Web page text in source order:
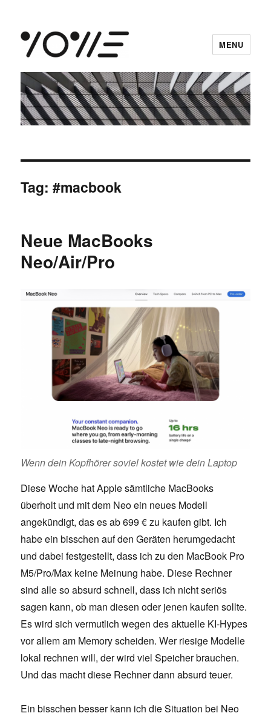
vowe dot net
MENU
Tag:#macbook
Neue MacBooks
Neo/Air/Pro
Wenn dein Kopfhörer soviel kostet wie dein Laptop
Diese Woche hat Apple sämtliche MacBooks
überholt und mit dem Neo ein neues Modell
angekündigt, das es ab 699 € zu kaufen gibt. Ich
habe ein bisschen auf den Geräten herumgedacht
und dabei festgestellt, dass ich zu den MacBook Pro
M5/Pro/Max keine Meinung habe. Diese Rechner
sind alle so absurd schnell, dass ich nicht seriös
sagen kann, ob man diesen oder jenen kaufen sollte.
Es wird sich vermutlich wegen des aktuelle KI-Hypes
vor allem am Memory scheiden. Wer riesige Modelle
lokal rechnen will, der wird viel Speicher brauchen.
Und das macht diese Rechner dann absurd teuer.
Ein bisschen besser kann ich die Situation bei Neo